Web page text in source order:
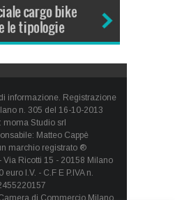
informazione. Registrazione
n. 305 del 16-10-2013
moma Studio srl
Matteo Cappè
marchio registrato ®
Ricotti 15 - 20158 Milano
euro I.V. - C.F E P.IVA n.
di Commercio Milano